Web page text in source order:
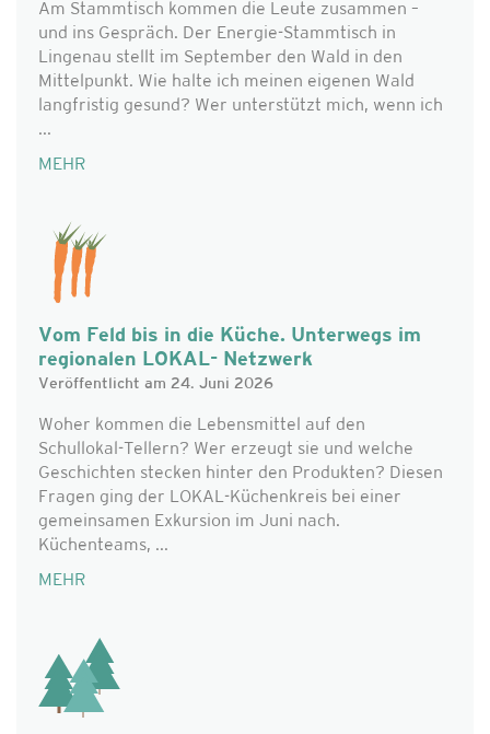
Am Stammtisch kommen die Leute zusammen –
und ins Gespräch. Der Energie-Stammtisch in
Lingenau stellt im September den Wald in den
Mittelpunkt. Wie halte ich meinen eigenen Wald
langfristig gesund? Wer unterstützt mich, wenn ich
...
MEHR
Vom Feld bis in die Küche. Unterwegs im
regionalen LOKAL- Netzwerk
Veröffentlicht am 24. Juni 2026
Woher kommen die Lebensmittel auf den
Schullokal-Tellern? Wer erzeugt sie und welche
Geschichten stecken hinter den Produkten? Diesen
Fragen ging der LOKAL-Küchenkreis bei einer
gemeinsamen Exkursion im Juni nach.
Küchenteams, ...
MEHR